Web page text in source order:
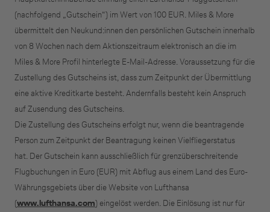
(nachfolgend „Gutschein“) im Wert von 100 EUR. Miles & More
übermittelt den Neukund:innen den persönlichen Gutschein innerhalb
von 8 Wochen nach dem Aktionszeitraum elektronisch an die im
Miles & More Profil hinterlegte E-Mail-Adresse. Voraussetzung für die
Zustellung des Gutscheins ist, dass zum Zeitpunkt der Übermittlung
eine aktive Kreditkarte besteht. Andernfalls besteht kein Anspruch
auf Zusendung des Gutscheins.
Die Zustellung des Gutscheins erfolgt nur, wenn die beantragende
Person zum Zeitpunkt der Beantragung keinen Vielfliegerstatus
hat. Der Gutschein kann ausschließlich für grenzüberschreitende
Flugbuchungen in Euro (EUR) mit Abflug aus einem Land des Euro-
Währungsgebiets über die Website von Lufthansa
(www.lufthansa.com) eingelöst werden. Die Einlösung ist nur für